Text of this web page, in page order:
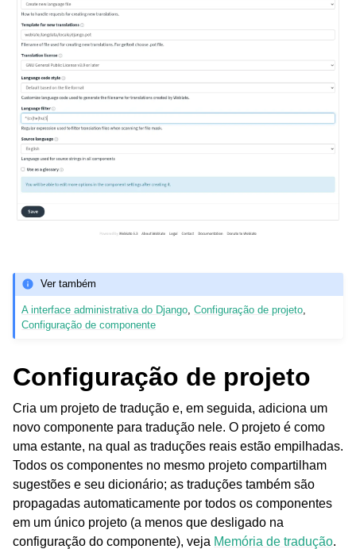
Ver também
A interface administrativa do Django ,Configuração de projeto
Configuração de componente
Configuração de projeto
Cria um projeto de tradução e, em seguida, adiciona um
novo componente para tradução nele. O projeto é como
uma estante, na qual as traduções reais estão empilhadas.
Todos os componentes no mesmo projeto compartilham
sugestões e seu dicionário; as traduções também são
propagadas automaticamente por todos os componentes
em um único projeto (a menos que desligado na
configuração do componente), veja Memória de tradução.